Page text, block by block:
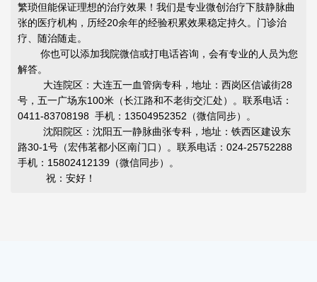
繁琐但能保证理想的治疗效果 ！我们是专业微创治疗下肢静脉曲
张的医疗机构，历经20余年的经验积累效果稳定持久。门诊治
疗、随治随走。
你也可以添加我院微信或打电话咨询，会有专业的人员为您
解答。
大连院区：大连五一血管病专科，地址：西岗区信诚街28
号，五一广场东100米（长江路和不老街交汇处）。联系电话：
0411-83708198 手机：13504952352（微信同步）。
沈阳院区：沈阳五一静脉曲张专科，地址：铁西区建设东
路30-1号（宏伟茗都小区南门口）。联系电话：024-25752288
手机：15802412139（微信同步）。
祝：安好！